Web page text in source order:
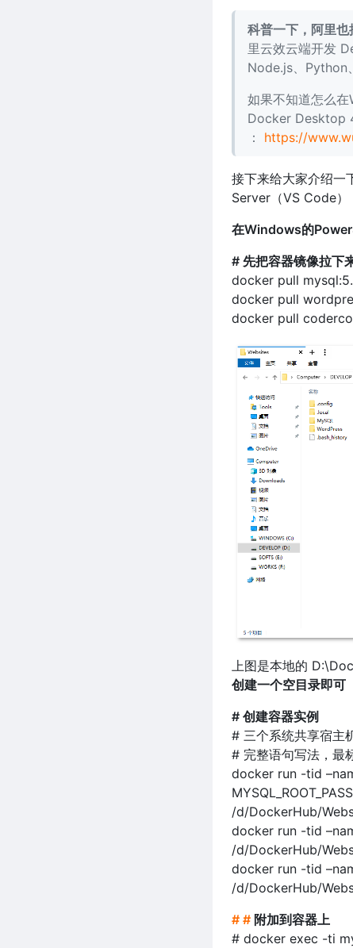
科普一下，阿里
里云效云端开发
Node.js、Python
如果不知道怎么
Docker Desktop
： https://
接下来给大家介绍
Server（VS Code）
在Windows的
# 先把容器镜像拉下
docker pull
docker pull
docker pull
上图是本地的
创建一个空目录即可
# 创建容器实例
# 三个系统共享宿主
# 完整语句写法，最
docker run -tid
/d/DockerHub/
docker run -tid
/d/DockerHub/
docker run -tid
/d/DockerHub/
# # 附加到容器上
# docker exec -ti